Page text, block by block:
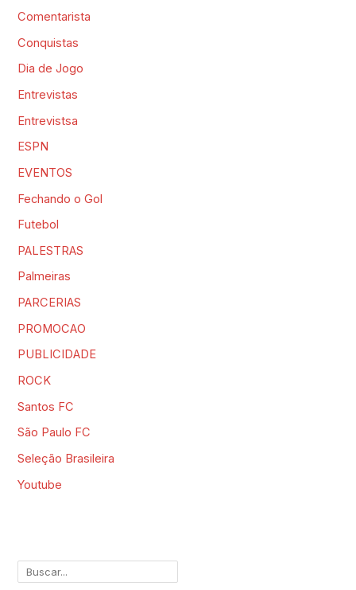
Comentarista
Conquistas
Dia de Jogo
Entrevistas
Entrevistsa
ESPN
EVENTOS
Fechando o Gol
Futebol
PALESTRAS
Palmeiras
PARCERIAS
PROMOCAO
PUBLICIDADE
ROCK
Santos FC
São Paulo FC
Seleção Brasileira
Youtube